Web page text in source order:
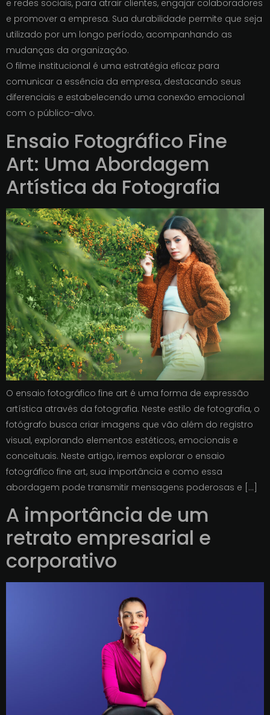
e redes sociais, para atrair clientes, engajar colaboradores
e promover a empresa. Sua durabilidade permite que seja
utilizado por um longo período, acompanhando as
mudanças da organização.
O filme institucional é uma estratégia eficaz para
comunicar a essência da empresa, destacando seus
diferenciais e estabelecendo uma conexão emocional
com o público-alvo.
Ensaio Fotográfico Fine
Art: Uma Abordagem
Artística da Fotografia
O ensaio fotográfico fine art é uma forma de expressão
artística através da fotografia. Neste estilo de fotografia, o
fotógrafo busca criar imagens que vão além do registro
visual, explorando elementos estéticos, emocionais e
conceituais. Neste artigo, iremos explorar o ensaio
fotográfico fine art, sua importância e como essa
abordagem pode transmitir mensagens poderosas e […]
A importância de um
retrato empresarial e
corporativo